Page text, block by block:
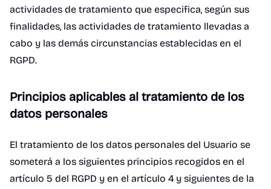
actividades de tratamiento que especifica, según sus
finalidades, las actividades de tratamiento llevadas a
cabo y las demás circunstancias establecidas en el
RGPD.
Principios aplicables al tratamiento de los
datos personales
El tratamiento de los datos personales del Usuario se
someterá a los siguientes principios recogidos en el
artículo 5 del RGPD y en el artículo 4 y siguientes de la